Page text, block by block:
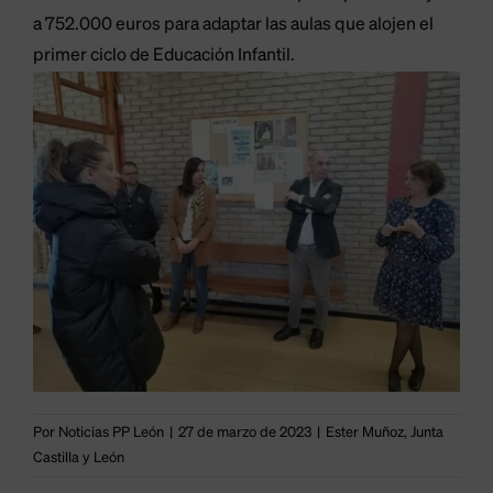
a 752.000 euros para adaptar las aulas que alojen el
primer ciclo de Educación Infantil.
Por Noticias PP León 27 de marzo de 2023 Ester Muñoz, Junta
Castilla y León